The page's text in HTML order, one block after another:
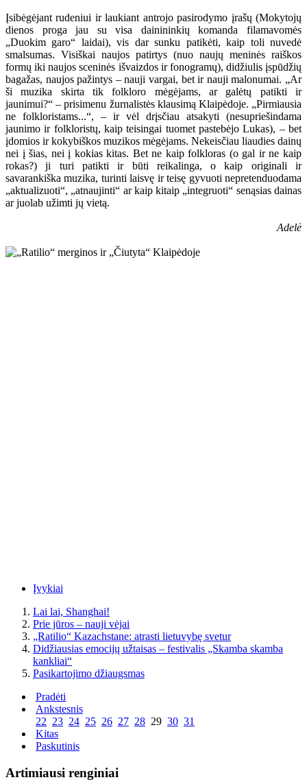
Įsibėgėjant rudeniui ir laukiant antrojo pasirodymo įrašų (Mokytojų
dienos proga jau su visa dainininkių komanda filamavomės
„Duokim garo“ laidai), vis dar sunku patikėti, kaip toli nuvedė
smalsumas. Visiškai naujos patirtys (nuo naujų meninės raiškos
formų iki naujos sceninės išvaizdos ir fonogramų), didžiulis įspūdžių
bagažas, naujos pažintys – nauji vargai, bet ir nauji malonumai. „Ar
ši muzika skirta tik folkloro mėgėjams, ar galėtų patikti ir
jaunimui?“ – prisimenu žurnalistės klausimą Klaipėdoje. „Pirmiausia
ne folkloristams...“, – ir vėl drįsčiau atsakyti (nesupriešindama
jaunimo ir folkloristų, kaip teisingai tuomet pastebėjo Lukas), – bet
įdomios ir kokybiškos muzikos mėgėjams. Nekeisčiau liaudies dainų
nei į šias, nei į kokias kitas. Bet ne kaip folkloras (o gal ir ne kaip
rokas?) ji turi patikti ir būti reikalinga, o kaip originali ir
savarankiška muzika, turinti laisvę ir teisę gyvuoti nepretenduodama
„aktualizuoti“, „atnaujinti“ ar kaip kitaip „integruoti“ senąsias dainas
ar juolab užimti jų vietą.
Adelė
Įvykiai
Lai lai, Shanghai!
Prie jūros – nauji vėjai
„Ratilio“ Kazachstane: atrasti lietuvybę svetur
Didžiausias emocijų užtaisas – festivalis „Skamba skamba
kankliai“
Pasikartojimo džiaugsmas
Pradėti
Ankstesnis
22 23 24 25 26 27 28 29 30 31
Kitas
Paskutinis
Artimiausi renginiai